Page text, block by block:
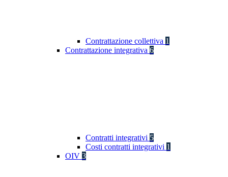
Contrattazione collettiva 1
Contrattazione integrativa 6
Contratti integrativi 5
Costi contratti integrativi 1
OIV 3